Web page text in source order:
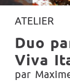
ATELIER
Duo
Viva
par